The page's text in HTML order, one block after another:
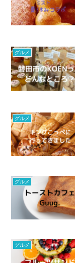
グルメ
グルメ
グルメ
グルメ